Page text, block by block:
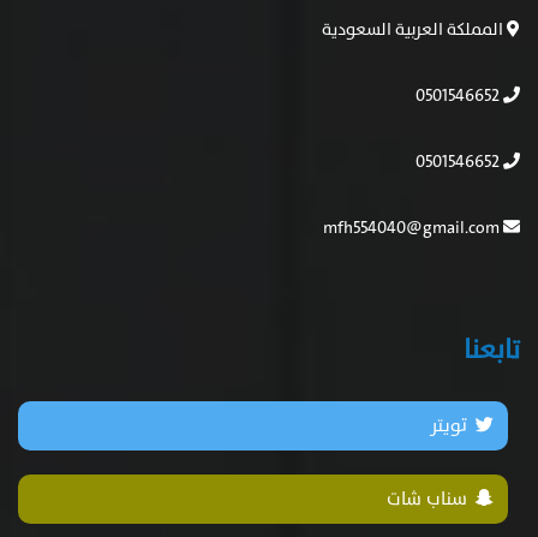
المملكة العربية السعودية
تابعنا
تويتر
سناب شات